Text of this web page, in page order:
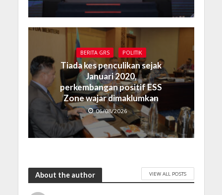
BERITA GRS POLITIK
Tiada kes penculikan sejak
Januari 2020,
perkembangan positif ESS
Zone wajar dimaklumkan
06/08/2026
About the author VIEW ALL POSTS